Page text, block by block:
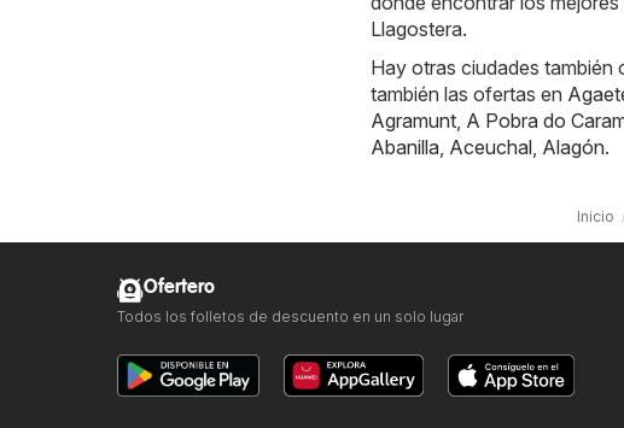
Llagostera.
Hay otras ciudades
también las ofertas en
Agramunt, A Pobra do
Abanilla, Aceuchal, Alagón.
Inicio
Ofertero
Todos los folletos de descuento en un solo lugar